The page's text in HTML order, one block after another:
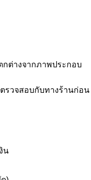
ต่างจากภาพประกอบ
รวจสอบกับทางร้านก่อน
น